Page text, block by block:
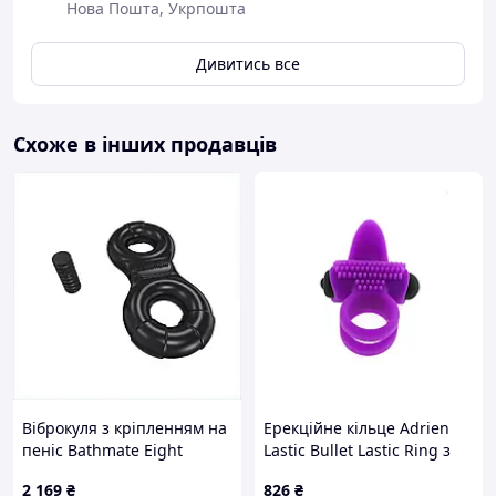
Нова Пошта, Укрпошта
Дивитись все
Схоже в інших продавців
Віброкуля з кріпленням на
пеніс Bathmate Eight
2 169 ₴
Ерекційне кільце Adrien
Lastic Bullet Lastic Ring з
826 ₴